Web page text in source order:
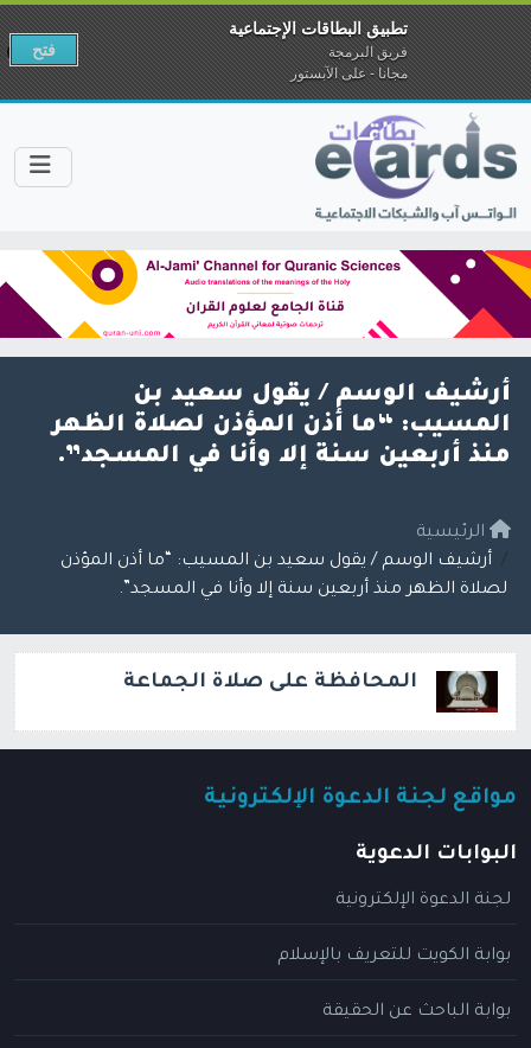
أرشيف الوسم / يقول سعيد بن
المسيب: “ما أذن المؤذن لصلاة الظهر
منذ أربعين سنة إلا وأنا في المسجد”.
الرئيسية
أرشيف الوسم / يقول سعيد بن المسيب: “ما أذن المؤذن
لصلاة الظهر منذ أربعين سنة إلا وأنا في المسجد”.
المحافظة على صلاة الجماعة
مواقع لجنة الدعوة الإلكترونية
البوابات الدعوية
لجنة الدعوة الإلكترونية
بوابة الكويت للتعريف بالإسلام
بوابة الباحث عن الحقيقة
تطبيق البطاقات الإجتماعية
فريق البرمجة
مجانا - على الآبستور
فتح